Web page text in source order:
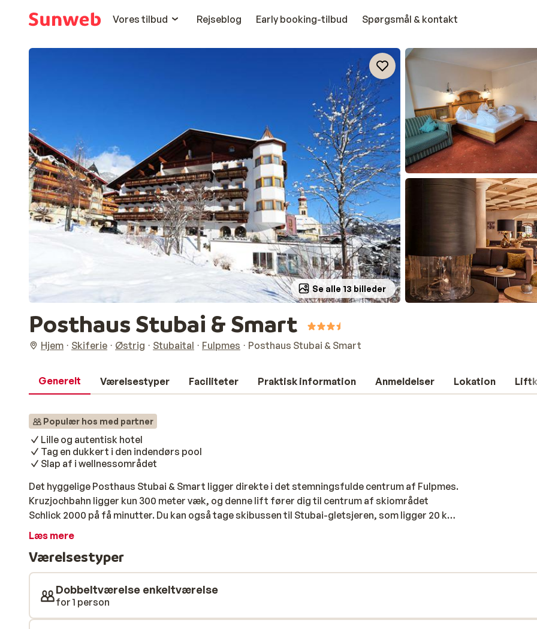
Vores tilbud
Rejseblog Early booking-tilbud Spørgsmål & kontakt
Se alle 13 billeder
Posthaus Stubai & Smart
Hjem Skiferie Østrig Stubaital Fulpmes Posthaus Stubai & Smart
Generelt Værelsestyper Faciliteter Praktisk information Anmeldelser Lokation
Populær hos med partner
Lille og autentisk hotel
Tag en dukkert i den indendørs pool
Slap af i wellnessområdet
Det hyggelige Posthaus Stubai & Smart ligger direkte i det stemningsfulde centrum af Fulpmes.
Kruzjochbahn ligger kun 300 meter væk, og denne lift fører dig til centrum af skiområdet
Schlick 2000 på få minutter. Du kan også tage skibussen til Stubai-gletsjeren, som ligger 20 km
derfra. I det smukke wellnessområde på Posthaus Stubai & Smart kan du varme dig op og
swimmingpool, eller lad dine muskler slappe af i en af saunaerne!
Læs mere
Værelsestyper
Dobbeltværelse enkeltværelse
for 1 person